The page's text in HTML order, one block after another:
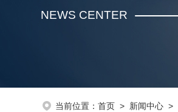
NEWS CENTER
当前位置：首页 > 新闻中心 >